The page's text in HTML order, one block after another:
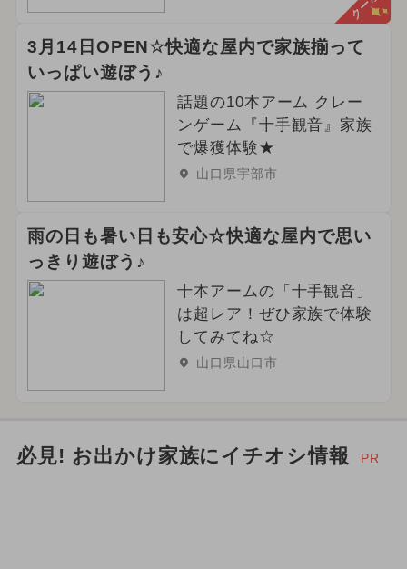
3月14日OPEN☆快適な屋内で家族揃って
いっぱい遊ぼう♪
話題の10本アーム クレー
ンゲーム『十手観音』家族
で爆獲体験★
山口県宇部市
雨の日も暑い日も安心☆快適な屋内で思い
っきり遊ぼう♪
十本アームの「十手観音」
は超レア！ぜひ家族で体験
してみてね☆
山口県山口市
必見! お出かけ家族にイチオシ情報 PR